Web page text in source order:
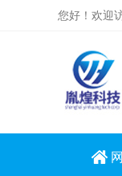
您好！欢迎